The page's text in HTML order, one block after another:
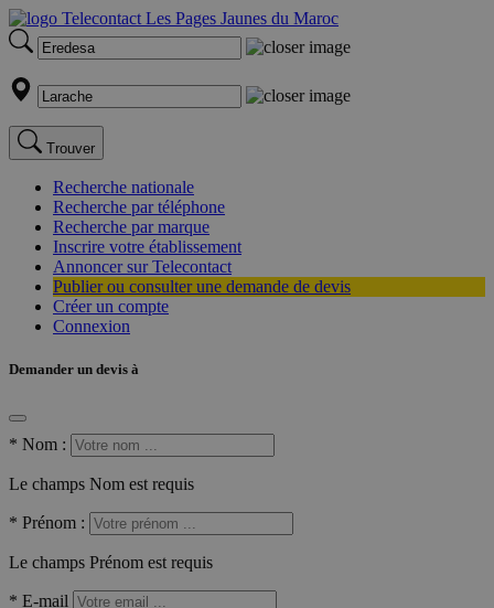
Trouver
Recherche nationale
Recherche par téléphone
Recherche par marque
Inscrire votre établissement
Annoncer sur Telecontact
Publier ou consulter une demande de devis
Créer un compte
Connexion
Demander un devis à
* Nom :
Le champs Nom est requis
* Prénom :
Le champs Prénom est requis
* E-mail